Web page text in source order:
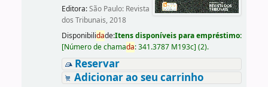
Editora:São Paulo: Revista
dos Tribunais, 2018
Disponibilidade:Itens disponíveis para empréstimo:
[Número de chamada:341.3787 M193c] (2).
Reservar
Adicionar ao seu carrinho